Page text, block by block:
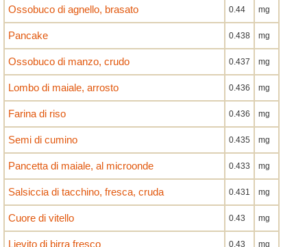
Ossobuco di agnello, brasato 0.44 mg
Pancake 0.438 mg
Ossobuco di manzo, crudo 0.437 mg
Lombo di maiale, arrosto 0.436 mg
Farina di riso 0.436 mg
Semi di cumino 0.435 mg
Pancetta di maiale, al microonde 0.433 mg
Salsiccia di tacchino, fresca, cruda 0.431 mg
Cuore di vitello 0.43 mg
Lievito di birra fresco 0.43 mg